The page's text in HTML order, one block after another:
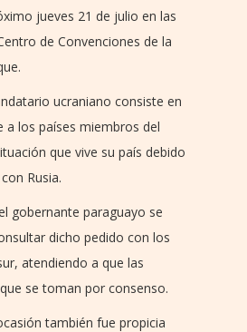
jueves 21 de julio en las
de Convenciones de la
ucraniano consiste en
a los países miembros del
que vive su país debido
Rusia.
gobernante paraguayo se
dicho pedido con los
atendiendo a que las
se toman por consenso.
también fue propicia